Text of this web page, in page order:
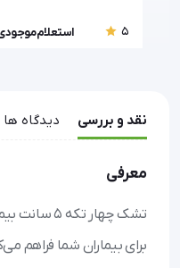
5 استعلام
نقد و بررسی دیدگاه ها
معرفی
تشک چهار
برای بیماران شما فراهم